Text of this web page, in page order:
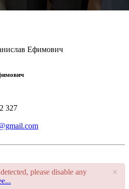
Ефимович
327
×
please disable any